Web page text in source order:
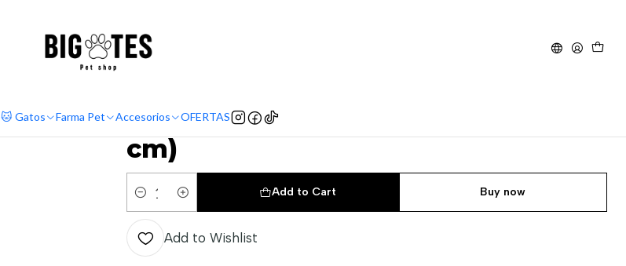
🐱 Gatos Farma Pet Accesorios OFERTAS
Mantas refrescantes Manta refrigerante Talla M (40X50 cm)
Manta refrigerante Talla M (40X50
cm)
Quantity
Add to Cart Buy now
Add to Wishlist